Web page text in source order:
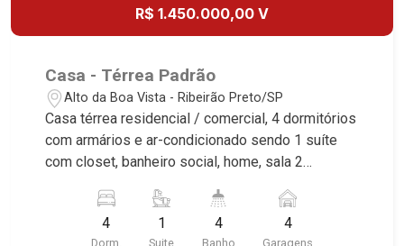
R$ 1.450.000,00 V
Casa - Térrea Padrão
Alto da Boa Vista - Ribeirão Preto/SP
Casa térrea residencial / comercial, 4 dormitórios
com armários e ar-condicionado sendo 1 suíte
com closet, banheiro social, home, sala 2
serviço planejadas, despensa, dependência de
empregada, churrasqueira, piscina, quintal,
4
Dorm.
1
Suite
4
Banho
4
Garagens